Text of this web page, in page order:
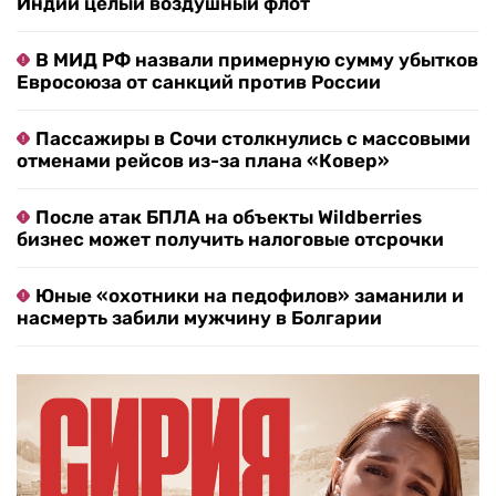
В МИД РФ назвали примерную сумму убытков
Евросоюза от санкций против России
Пассажиры в Сочи столкнулись с массовыми
отменами рейсов из-за плана «Ковер»
После атак БПЛА на объекты Wildberries
бизнес может получить налоговые отсрочки
Юные «охотники на педофилов» заманили и
насмерть забили мужчину в Болгарии